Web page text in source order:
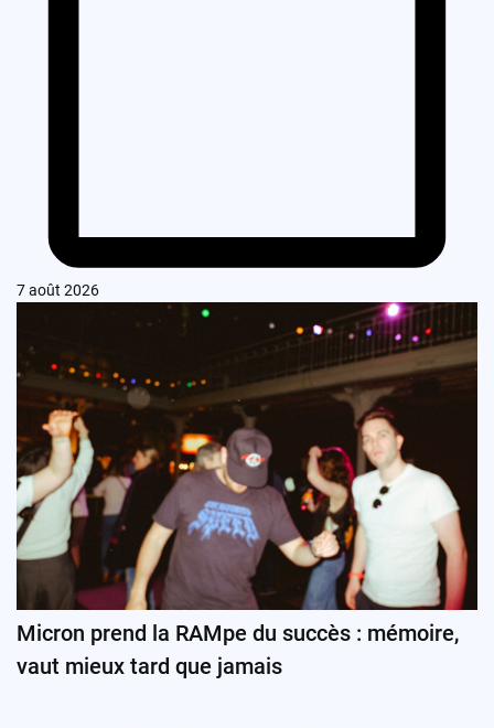
7 août 2026
Micron prend la RAMpe du succès : mémoire,
vaut mieux tard que jamais